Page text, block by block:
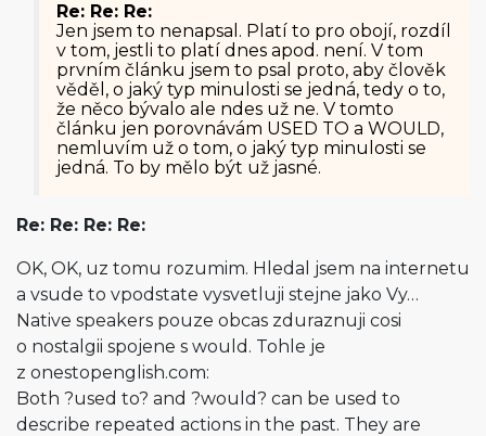
Re: Re: Re:
Jen jsem to nenapsal. Platí to pro obojí, rozdíl
v tom, jestli to platí dnes apod. není. V tom
prvním článku jsem to psal proto, aby člověk
věděl, o jaký typ minulosti se jedná, tedy o to,
že něco bývalo ale ndes už ne. V tomto
článku jen porovnávám USED TO a WOULD,
nemluvím už o tom, o jaký typ minulosti se
jedná. To by mělo být už jasné.
Re: Re: Re: Re:
OK, OK, uz tomu rozumim. Hledal jsem na internetu
a vsude to vpodstate vysvetluji stejne jako Vy…
Native speakers pouze obcas zduraznuji cosi
o nostalgii spojene s would. Tohle je
z onestopenglish­.com:
Both ?used to? and ?would? can be used to
describe repeated actions in the past. They are